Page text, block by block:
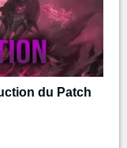
du Patch